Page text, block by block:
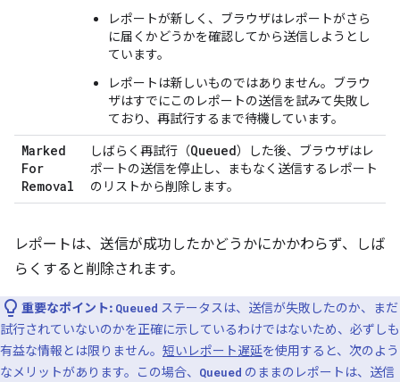
レポートが新しく、ブラウザはレポートがさら
に届くかどうかを確認してから送信しようとし
ています。
レポートは新しいものではありません。ブラウ
ザはすでにこのレポートの送信を試みて失敗し
ており、再試行するまで待機しています。
Marked
For
Removal
しばらく再試行（Queued）した後、ブラウザはレ
ポートの送信を停止し、まもなく送信するレポート
のリストから削除します。
レポートは、送信が成功したかどうかにかかわらず、しば
らくすると削除されます。
重要なポイント: Queued ステータスは、送信が失敗したのか、まだ
試行されていないのかを正確に示しているわけではないため、必ずしも
有益な情報とは限りません。 短いレポート遅延を使用すると、次のよう
なメリットがあります。この場合、
Queued のままのレポートは、送信